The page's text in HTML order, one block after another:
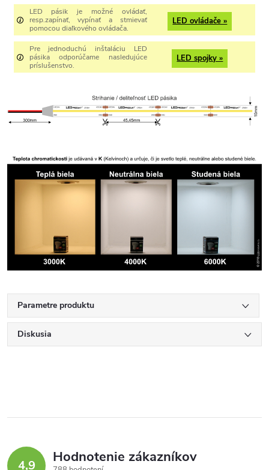
LED pásik je možné ovládať,
resp.zapínať, vypínať a stmievať
pomocou diaľkového ovládača.
LED ovládače »
Pre jednoduchú inštaláciu LED
pásika odporúčame nasledujúce
príslušenstvo.
LED spojky »
Parametre produktu
Diskusia
4,9 Hodnotenie zákazníkov